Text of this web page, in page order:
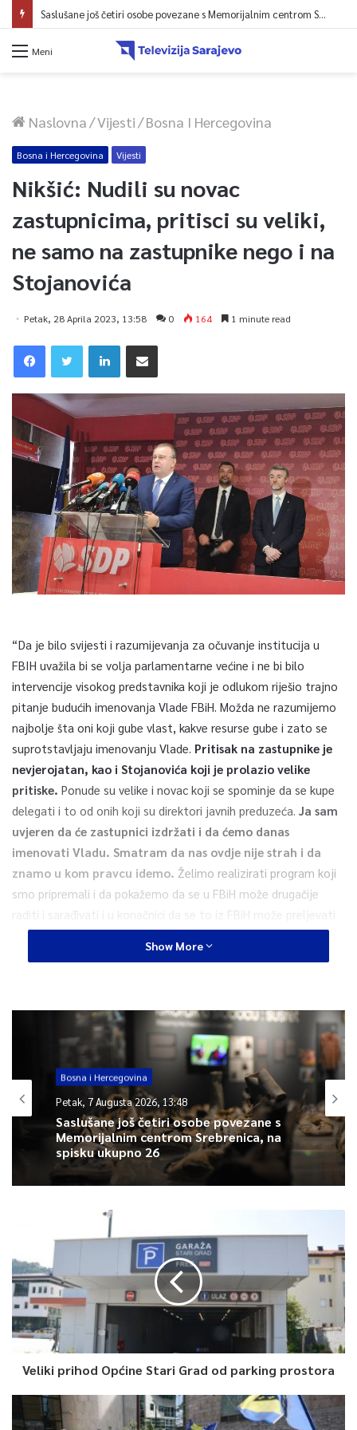
Meni
Naslovna/Vijesti/Bosna I Hercegovina
Bosna i Hercegovina Vijesti
Nikšić: Nudili su novac
zastupnicima, pritisci su veliki,
ne samo na zastupnike nego i na
Stojanovića
Petak, 28 Aprila 2023, 13:58 0 164 1 minute read
“Da je bilo svijesti i razumijevanja za očuvanje institucija u
FBIH uvažila bi se volja parlamentarne većine i ne bi bilo
intervencije visokog predstavnika koji je odlukom riješio trajno
pitanje budućih imenovanja Vlade FBiH. Možda ne razumijemo
najbolje šta oni koji gube vlast, kakve resurse gube i zato se
suprotstavljaju imenovanju Vlade. Pritisak na zastupnike je
nevjerojatan, kao i Stojanovića koji je prolazio velike
pritiske. Ponude su velike i novac koji se spominje da se kupe
delegati i to od onih koji su direktori javnih preduzeća. Ja sam
uvjeren da će zastupnici izdržati i da ćemo danas
imenovati Vladu. Smatram da nas ovdje nije strah i da
znamo u kom pravcu idemo. Želimo realizirati program koji
smo pripremali i da pokažemo da se u FBiH može drugačije
raditi i sarađivati i u konačnici da se to iz FBiH može preljevati
na ostatak BiH. Nikakva tajna nije da imamo različita
razmišljanja pa i i o odluci visokog predstavnika, ali alternativa
najavljenih protesta SDA i očekivanog potvrđivanja nove Vlade
Federacije na Zastupničkom domu, zbog izmjena koje je dan
ranije nametnuo visoki predstavnik Kristijan Šmit.
Pogledajte kompletnu press konferenciju lidera Trojke
0
Article Rating
Show More
Bosna i Hercegovina
Petak, 7 Augusta 2026, 13:48
Saslušane još četiri osobe povezane s
Memorijalnim centrom Srebrenica, na
spisku ukupno 26
Veliki prihod Općine Stari Grad od parking prostora